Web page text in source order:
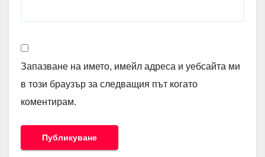
Запазване на името, имейл адреса и уебсайта ми
в този браузър за следващия път когато
коментирам.